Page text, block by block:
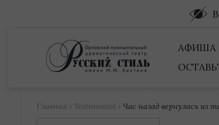
АФИША
Главная › Testimonial › Час назад вернулась из